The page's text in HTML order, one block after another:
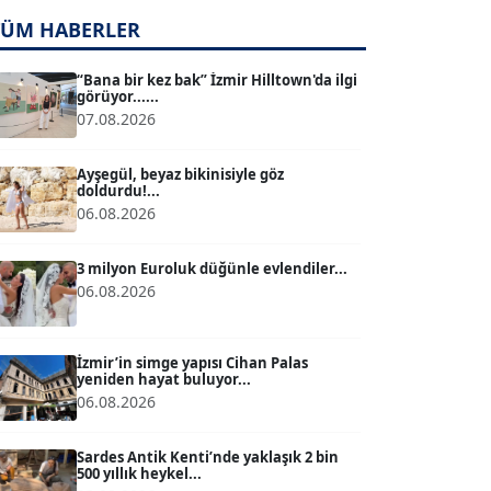
T TUĞÇE TUĞSAVUL BAYSOY
ATİLLA KÖPRÜLÜOĞLU
Köşe Yazarı
HABERLER
“Bana bir kez bak” İzmir Hilltown'da ilgi
görüyor......
07.08.2026
Ayşegül, beyaz bikinisiyle göz
doldurdu!...
06.08.2026
3 milyon Euroluk düğünle evlendiler...
06.08.2026
İzmir’in simge yapısı Cihan Palas
yeniden hayat buluyor...
06.08.2026
Sardes Antik Kenti’nde yaklaşık 2 bin
500 yıllık heykel...